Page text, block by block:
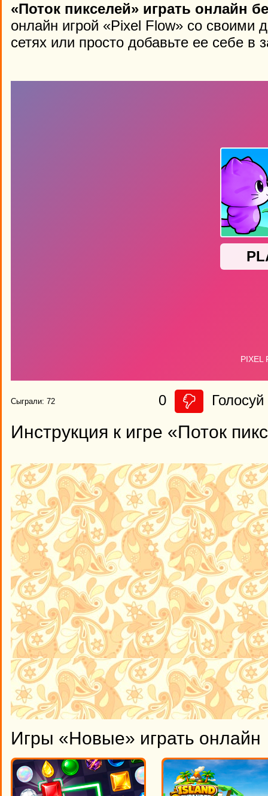
«Поток пикселей» играть онлайн
онлайн игрой «Pixel Flow» со своими
сетях или просто добавьте ее себе в
Сыграли: 72 0 Голосуй
Инструкция к игре «Поток
Игры «Новые» играть онлайн